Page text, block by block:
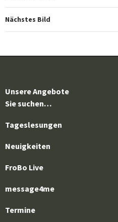
Nächstes Bild
Unsere Angebote
Sie suchen…
Tageslesungen
Neuigkeiten
FroBo Live
message4me
Termine